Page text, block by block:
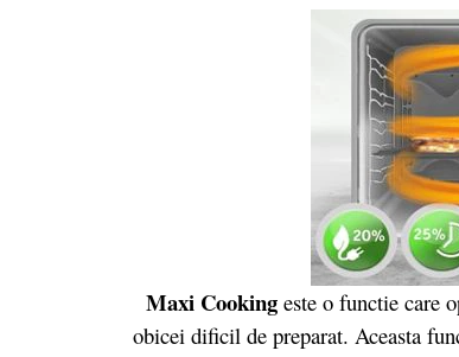
Maxi Cooking este o functie care
obicei dificil de preparat. Aceasta